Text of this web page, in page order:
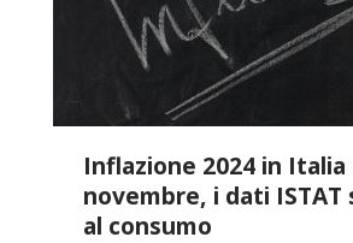
Inflazione 2024 in Italia
novembre, i dati ISTAT
al consumo